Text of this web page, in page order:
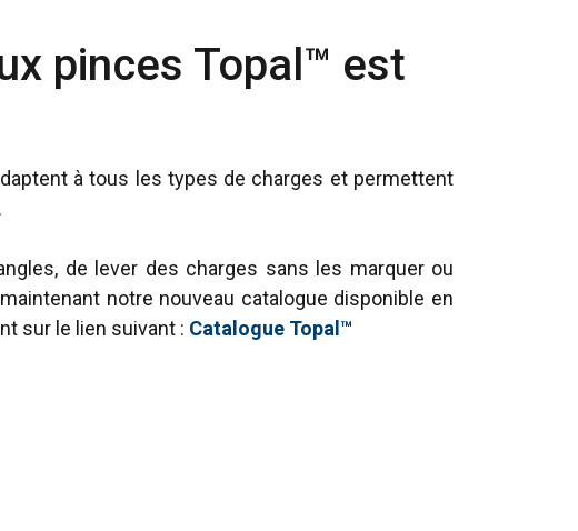
pinces Topal™ est
à tous les types de charges et permettent
de lever des charges sans les marquer ou
notre nouveau catalogue disponible en
sur le lien suivant : Catalogue Topal™